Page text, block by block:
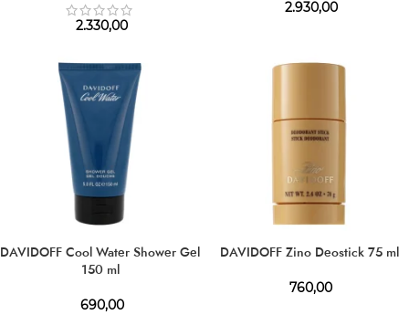
2.330,00
2.930,00
DAVIDOFF Cool Water Shower Gel
150 ml
690,00
DAVIDOFF Zino Deostick 75 ml
760,00